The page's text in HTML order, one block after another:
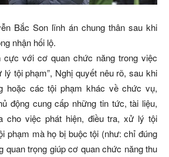
Bắc Son lĩnh án chung thân sau khi
nhận hối lộ.
cực với cơ quan chức năng trong việc
lý tội phạm”, Nghị quyết nêu rõ, sau khi
hoặc các tội phạm khác về chức vụ,
động cung cấp những tin tức, tài liệu,
cho việc phát hiện, điều tra, xử lý tội
phạm mà họ bị buộc tội (như: chỉ đúng
quan trọng giúp cơ quan chức năng thu